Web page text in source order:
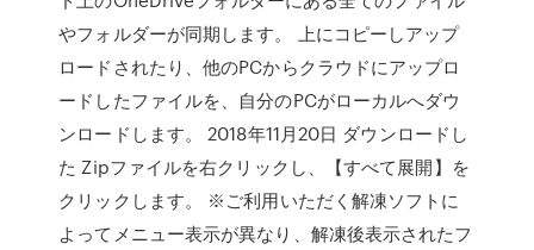
やフォルダーが同期します。 上にコピーしアップ
ロードされたり、他のPCからクラウドにアップロ
ードしたファイルを、自分のPCがローカルへダウ
ンロードします。 2018年11月20日 ダウンロードし
た Zipファイルを右クリックし、【すべて展開】を
クリックします。 ※ご利用いただく解凍ソフトに
よってメニュー表示が異なり、解凍後表示されたフ